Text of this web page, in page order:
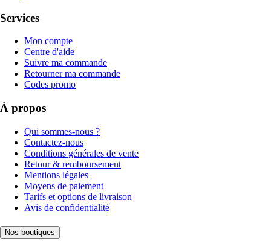
Services
Mon compte
Centre d'aide
Suivre ma commande
Retourner ma commande
Codes promo
À propos
Qui sommes-nous ?
Contactez-nous
Conditions générales de vente
Retour & remboursement
Mentions légales
Moyens de paiement
Tarifs et options de livraison
Avis de confidentialité
Nos boutiques